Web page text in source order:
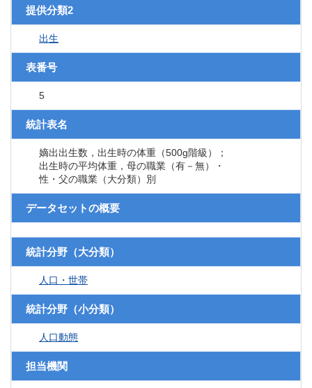
提供分類2
出生
表番号
5
統計表名
嫡出出生数，出生時の体重（500g階級）；
出生時の平均体重，母の職業（有－無）・
性・父の職業（大分類）別
データセットの概要
統計分野（大分類）
人口・世帯
統計分野（小分類）
人口動態
担当機関